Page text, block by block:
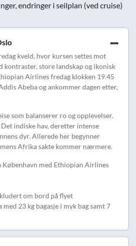
endringer i seilplan (ved cruise)
kveld, hvor kursen settes mot
kontraster, store landskap og ikonisk
Airlines fredag klokken 19.45
Abeba og ankommer dagen etter,
som balanserer ro og opplevelser.
indiske hav, deretter intense
dyr. Allerede her begynner
Afrika sakte kommer nærmere.
København med Ethiopian Airlines
om bord på flyet
med 23 kg bagasje i myk bag samt 7